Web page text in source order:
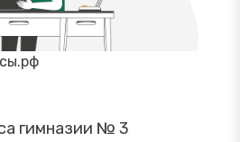
гимназии № 3